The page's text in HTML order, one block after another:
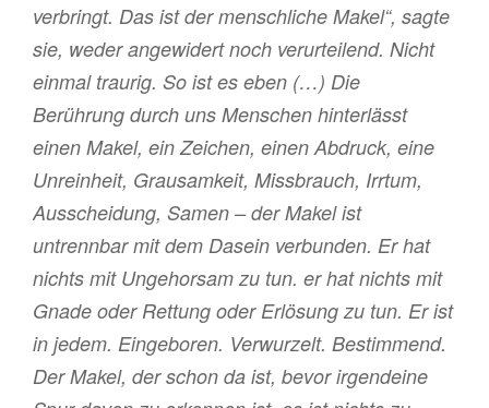
verbringt. Das ist der menschliche Makel“, sagte
sie, weder angewidert noch verurteilend. Nicht
einmal traurig. So ist es eben (…) Die
Berührung durch uns Menschen hinterlässt
einen Makel, ein Zeichen, einen Abdruck, eine
Unreinheit, Grausamkeit, Missbrauch, Irrtum,
Ausscheidung, Samen – der Makel ist
untrennbar mit dem Dasein verbunden. Er hat
nichts mit Ungehorsam zu tun. er hat nichts mit
Gnade oder Rettung oder Erlösung zu tun. Er ist
in jedem. Eingeboren. Verwurzelt. Bestimmend.
Der Makel, der schon da ist, bevor irgendeine